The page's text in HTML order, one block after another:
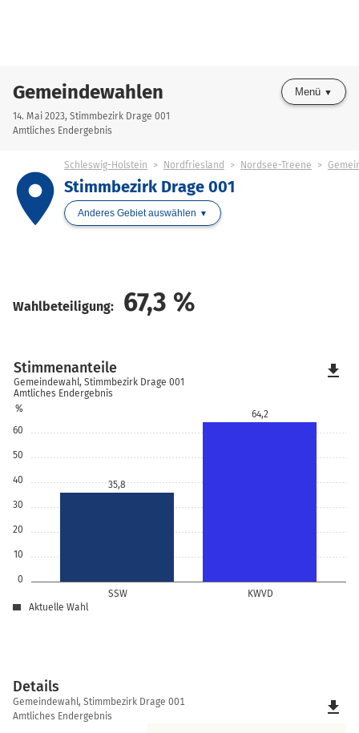
Gemeindewahlen
14. Mai 2023, Stimmbezirk Drage 001
Amtliches Endergebnis
Menü
place
Schleswig-Holstein Nordfriesland Nordsee-Treene
Stimmbezirk Drage 001
Anderes Gebiet auswählen
Wahlbeteiligung: 67,3 %
0
10
20
30
40
50
60
%
SSW KWVD
35,8
64,2
Stimmenanteile
Gemeindewahl, Stimmbezirk Drage 001
Amtliches Endergebnis
Aktuelle Wahl
file_download
Details
Details
Gemeindewahl, Stimmbezirk Drage 001
Amtliches Endergebnis
file_download